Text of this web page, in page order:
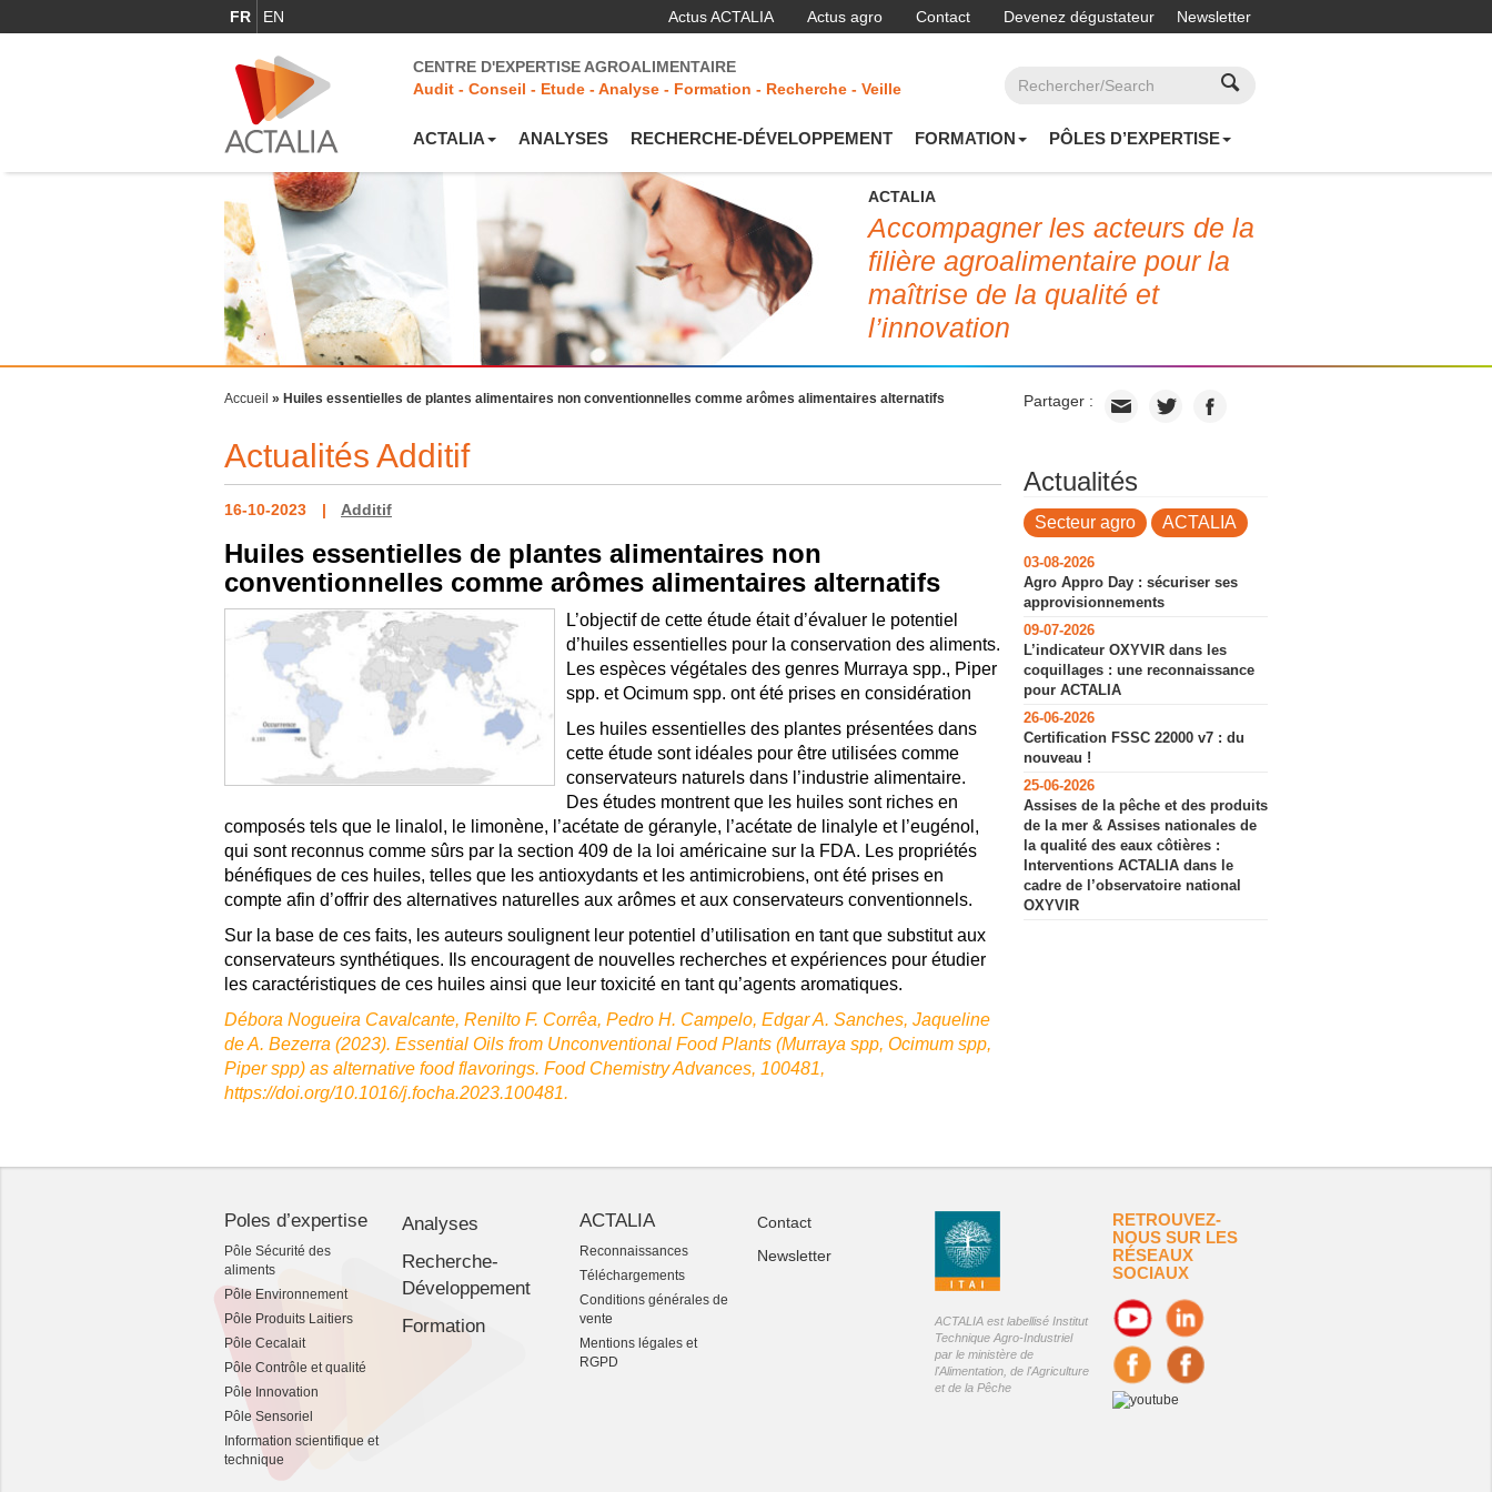
FR EN Newsletter
Actus ACTALIA Actus agro Contact Devenez dégustateur
CENTRE D'EXPERTISE AGROALIMENTAIRE
Audit - Conseil - Etude - Analyse - Formation - Recherche - Veille
ACTALIA ANALYSES RECHERCHE-DÉVELOPPEMENT FORMATION PÔLES D’EXPERTISE
ACTALIA
Accompagner les acteurs de la
filière agroalimentaire pour la
maîtrise de la qualité et
l’innovation
Accueil » Huiles essentielles de plantes alimentaires non conventionnelles comme arômes alimentaires alternatifs Partager :
Actualités Additif
16-10-2023 Additif
Huiles essentielles de plantes alimentaires non
conventionnelles comme arômes alimentaires alternatifs
L’objectif de cette étude était d’évaluer le potentiel
d’huiles essentielles pour la conservation des aliments.
Les espèces végétales des genres Murraya spp., Piper
spp. et Ocimum spp. ont été prises en considération
Les huiles essentielles des plantes présentées dans
cette étude sont idéales pour être utilisées comme
conservateurs naturels dans l’industrie alimentaire.
Des études montrent que les huiles sont riches en
composés tels que le linalol, le limonène, l’acétate de géranyle, l’acétate de linalyle et l’eugénol,
qui sont reconnus comme sûrs par la section 409 de la loi américaine sur la FDA. Les propriétés
bénéfiques de ces huiles, telles que les antioxydants et les antimicrobiens, ont été prises en
compte afin d’offrir des alternatives naturelles aux arômes et aux conservateurs conventionnels.
Sur la base de ces faits, les auteurs soulignent leur potentiel d’utilisation en tant que substitut aux
conservateurs synthétiques. Ils encouragent de nouvelles recherches et expériences pour étudier
les caractéristiques de ces huiles ainsi que leur toxicité en tant qu’agents aromatiques.
Débora Nogueira Cavalcante, Renilto F. Corrêa, Pedro H. Campelo, Edgar A. Sanches, Jaqueline
de A. Bezerra (2023). Essential Oils from Unconventional Food Plants (Murraya spp, Ocimum spp,
Piper spp) as alternative food flavorings. Food Chemistry Advances, 100481,
https://doi.org/10.1016/j.focha.2023.100481.
Actualités
Secteur agro ACTALIA
03-08-2026
Agro Appro Day : sécuriser ses
approvisionnements
09-07-2026
L’indicateur OXYVIR dans les
coquillages : une reconnaissance
pour ACTALIA
26-06-2026
Certification FSSC 22000 v7 : du
nouveau !
25-06-2026
Assises de la pêche et des produits
de la mer & Assises nationales de
la qualité des eaux côtières :
Interventions ACTALIA dans le
cadre de l’observatoire national
OXYVIR
Poles d’expertise
Pôle Sécurité des
aliments
Pôle Environnement
Pôle Produits Laitiers
Pôle Cecalait
Pôle Contrôle et qualité
Pôle Innovation
Pôle Sensoriel
Information scientifique et
technique
Analyses
Recherche-
Développement
Formation
ACTALIA
Reconnaissances
Téléchargements
Conditions générales de
vente
Mentions légales et
RGPD
Contact
Newsletter
ACTALIA est labellisé Institut
Technique Agro-Industriel
par le ministère de
l'Alimentation, de l'Agriculture
et de la Pêche
RETROUVEZ-
NOUS SUR LES
RÉSEAUX
SOCIAUX